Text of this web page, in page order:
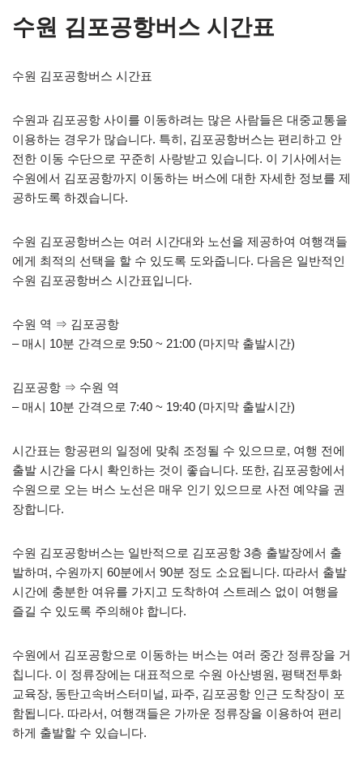
수원 김포공항버스 시간표
수원 김포공항버스 시간표
수원과 김포공항 사이를 이동하려는 많은 사람들은 대중교통을
이용하는 경우가 많습니다. 특히, 김포공항버스는 편리하고 안
전한 이동 수단으로 꾸준히 사랑받고 있습니다. 이 기사에서는
수원에서 김포공항까지 이동하는 버스에 대한 자세한 정보를 제
공하도록 하겠습니다.
수원 김포공항버스는 여러 시간대와 노선을 제공하여 여행객들
에게 최적의 선택을 할 수 있도록 도와줍니다. 다음은 일반적인
수원 김포공항버스 시간표입니다.
수원 역 ⇒ 김포공항
– 매시 10분 간격으로 9:50 ~ 21:00 (마지막 출발시간)
김포공항 ⇒ 수원 역
– 매시 10분 간격으로 7:40 ~ 19:40 (마지막 출발시간)
시간표는 항공편의 일정에 맞춰 조정될 수 있으므로, 여행 전에
출발 시간을 다시 확인하는 것이 좋습니다. 또한, 김포공항에서
수원으로 오는 버스 노선은 매우 인기 있으므로 사전 예약을 권
장합니다.
수원 김포공항버스는 일반적으로 김포공항 3층 출발장에서 출
발하며, 수원까지 60분에서 90분 정도 소요됩니다. 따라서 출발
시간에 충분한 여유를 가지고 도착하여 스트레스 없이 여행을
즐길 수 있도록 주의해야 합니다.
수원에서 김포공항으로 이동하는 버스는 여러 중간 정류장을 거
칩니다. 이 정류장에는 대표적으로 수원 아산병원, 평택전투화
교육장, 동탄고속버스터미널, 파주, 김포공항 인근 도착장이 포
함됩니다. 따라서, 여행객들은 가까운 정류장을 이용하여 편리
하게 출발할 수 있습니다.